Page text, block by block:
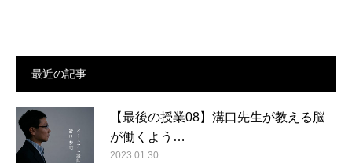
最近の記事
【最後の授業08】溝口先生が教える脳
が働くよう…
2023.01.30